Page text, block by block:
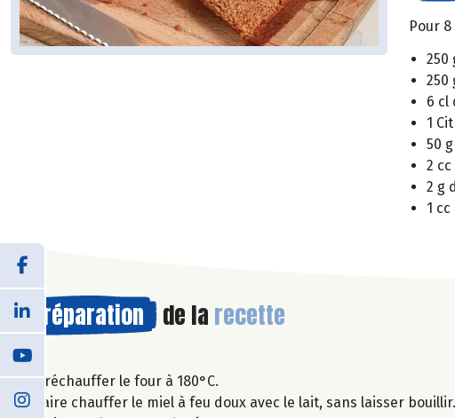
Pour
250
250
6 cl
1
50
2
2 g
1
Préparation de la recette
Préchauffer le four à 180°C.
Faire chauffer le miel à feu doux avec le lait, sans laisser bouillir.